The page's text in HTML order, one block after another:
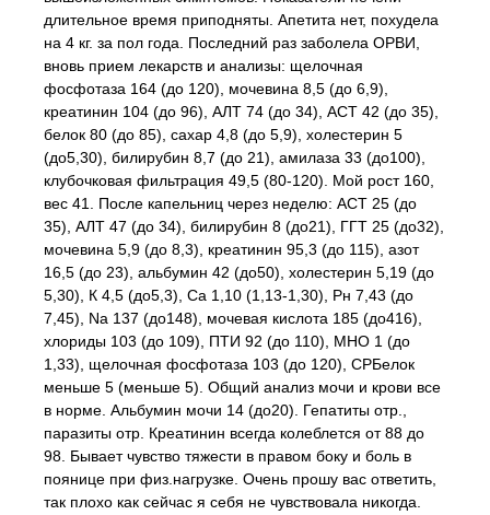
длительное время приподняты. Апетита нет, похудела
на 4 кг. за пол года. Последний раз заболела ОРВИ,
вновь прием лекарств и анализы: щелочная
фосфотаза 164 (до 120), мочевина 8,5 (до 6,9),
креатинин 104 (до 96), АЛТ 74 (до 34), АСТ 42 (до 35),
белок 80 (до 85), сахар 4,8 (до 5,9), холестерин 5
(до5,30), билирубин 8,7 (до 21), амилаза 33 (до100),
клубочковая фильтрация 49,5 (80-120). Мой рост 160,
вес 41. После капельниц через неделю: АСТ 25 (до
35), АЛТ 47 (до 34), билирубин 8 (до21), ГГТ 25 (до32),
мочевина 5,9 (до 8,3), креатинин 95,3 (до 115), азот
16,5 (до 23), альбумин 42 (до50), холестерин 5,19 (до
5,30), К 4,5 (до5,3), Ca 1,10 (1,13-1,30), Рн 7,43 (до
7,45), Na 137 (до148), мочевая кислота 185 (до416),
хлориды 103 (до 109), ПТИ 92 (до 110), МНО 1 (до
1,33), щелочная фосфотаза 103 (до 120), СРБелок
меньше 5 (меньше 5). Общий анализ мочи и крови все
в норме. Альбумин мочи 14 (до20). Гепатиты отр.,
паразиты отр. Креатинин всегда колеблется от 88 до
98. Бывает чувство тяжести в правом боку и боль в
поянице при физ.нагрузке. Очень прошу вас ответить,
так плохо как сейчас я себя не чувствовала никогда.